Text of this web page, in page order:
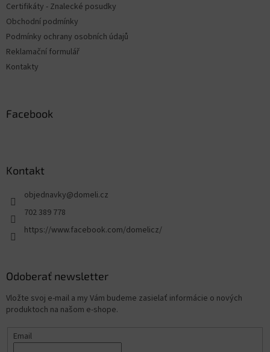
Certifikáty - Znalecké posudky
Obchodní podmínky
Podmínky ochrany osobních údajů
Reklamační formulář
Kontakty
Facebook
Kontakt
objednavky@domeli.cz
702 389 778
https://www.facebook.com/domelicz/
Odoberať newsletter
Vložte svoj e-mail a my Vám budeme zasielať informácie o nových
produktoch na našom e-shope.
Email